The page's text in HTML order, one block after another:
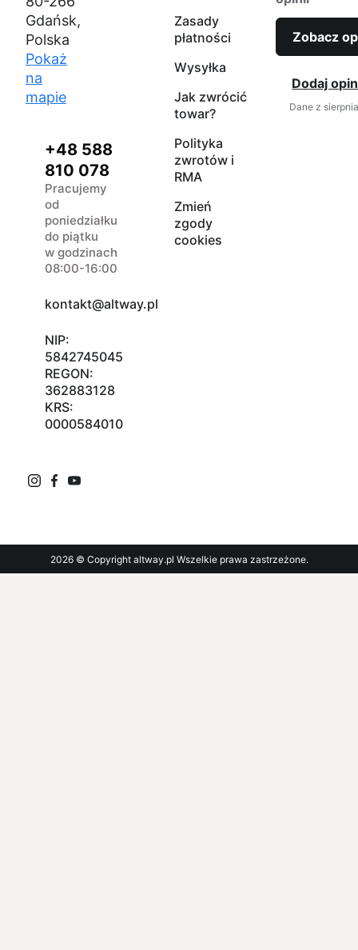
Gdańsk,
Polska
Pokaż
na
mapie
+48 588
810 078
Pracujemy
od
poniedziałku
do piątku
w godzinach
08:00-16:00
kontakt@altway.pl
NIP:
5842745045
REGON:
362883128
KRS:
0000584010
Zasady
płatności
Wysyłka
Jak zwrócić
towar?
Polityka
zwrotów i
RMA
Zmień
zgody
cookies
Zobacz
Dodaj
Dane z